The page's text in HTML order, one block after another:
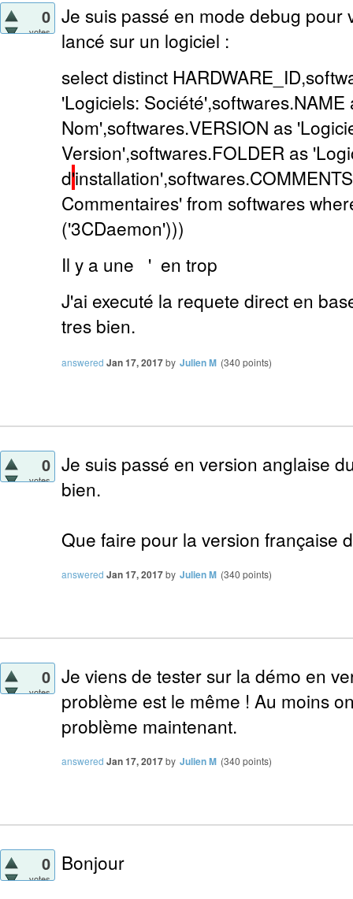
0
votes
Je suis passé en mode debug pour
lancé sur un logiciel :
select distinct
'Logiciels: Société',softwares.NAME
Nom',softwares.VERSION as
Version',softwares.FOLDER as
d'
Commentaires' from softwares
('3CDaemon')))
Il y a une ' en trop
J'ai executé la requete direct en
tres bien.
answered Jan 17, 2017by Julien M (340 points)
0
votes
Je suis passé en version anglaise
bien.
Que faire pour la version française
answered Jan 17, 2017by Julien M (340 points)
0
votes
Je viens de tester sur la démo en
problème est le même ! Au moins
problème maintenant.
answered Jan 17, 2017by Julien M (340 points)
0
votes
Bonjour